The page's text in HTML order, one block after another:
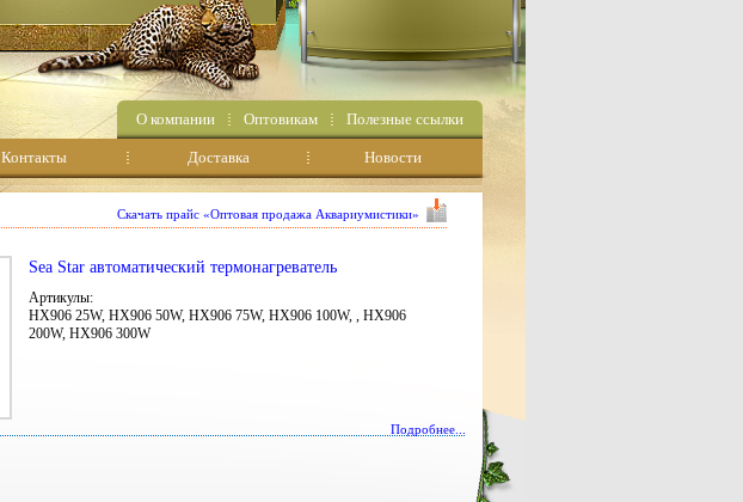
О компании Оптовикам Полезные ссылки
Контакты Доставка Новости
Скачать прайс «Оптовая продажа Аквариумистики»
Sea Star автоматический термонагреватель
Артикулы:
HX906 25W, HX906 50W, HX906 75W, HX906 100W, , HX906
200W, HX906 300W
Подробнее...